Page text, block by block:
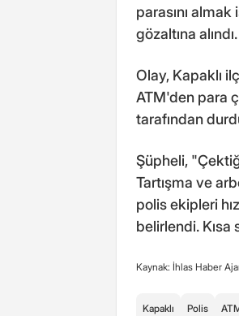
parasını
gözaltına alındı.
Olay, Kapaklı
ATM'den para
tarafından
Şüpheli,
Tartışma ve
polis ekipleri
belirlendi. Kısa
Kaynak: İhlas Haber
Kapaklı Polis